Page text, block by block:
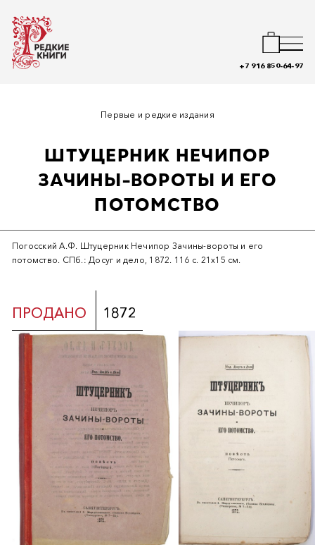
+7 916 850-64-97
Первые и редкие издания
ШТУЦЕРНИК НЕЧИПОР
ЗАЧИНЫ-ВОРОТЫ И ЕГО
ПОТОМСТВО
Погосский А.Ф. Штуцерник Нечипор Зачины-вороты и его
потомство. СПб.: Досуг и дело, 1872. 116 с. 21х15 см.
ПРОДАНО 1872